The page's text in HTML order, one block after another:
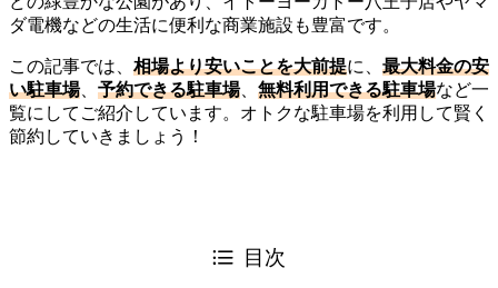
ダ電機などの生活に便利な商業施設も豊富です。
この記事では、 相場より安いことを大前提に、 最大料金の安
い駐車場、 予約できる駐車場、 無料利用できる駐車場など一
覧にしてご紹介しています。オトクな駐車場を利用して賢く
節約していきましょう！
目次